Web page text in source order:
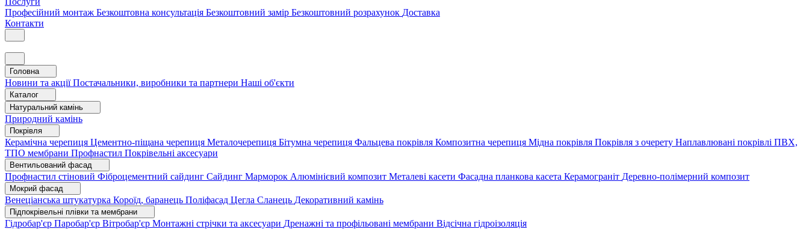
Професійний монтаж Безкоштовна консультація Безкоштовний замір Безкоштовний розрахунок Доставка
Контакти
Головна
Новини та акціїПостачальники, виробники та партнери Наші об'єкти
Каталог
Натуральний камінь
Природний камінь
Покрівля
Керамічна черепиця Цементно-піщана черепиця Металочерепиця Бітумна черепиця Фальцева покрівля Композитна черепиця Мідна покрівля Покрівля з очерету Наплавлювані покрівлі ПВХ,
ТПО мембрани Профнастил Покрівельні аксесуари
Вентильований фасад
Профнастил стіновий Фіброцементний сайдинг Сайдинг Марморок Алюмінієвий композит Металеві касети Фасадна планкова касета Керамограніт Деревно-полімерний композит
Мокрий фасад
Венеціанська штукатурка Короїд, баранець Поліфасад Цегла Сланець Декоративний камінь
Підпокрівельні плівки та мембрани
Гідробар'єр Паробар'єр Вітробар'єр Монтажні стрічки та аксесуари Дренажні та профільовані мембрани Відсічна гідроізоляція